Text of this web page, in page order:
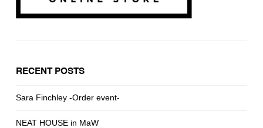
RECENT POSTS
Sara Finchley -Order event-
NEAT HOUSE in MaW